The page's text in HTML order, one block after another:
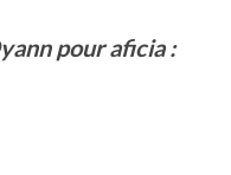
pour aficia :